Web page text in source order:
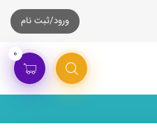
ورود/ثبت نام
۰